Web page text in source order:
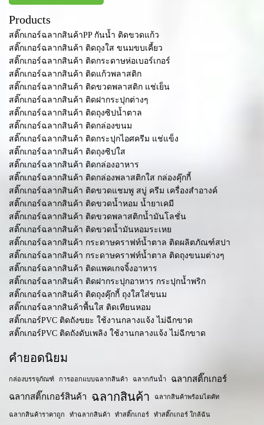
Products
สติ๊กเกอร์ฉลากสินค้าPP กันน้ำ ติดขวดแก้ว
สติ๊กเกอร์ฉลากสินค้า ติดถุงใส ขนมขบเคี้ยว
สติ๊กเกอร์ฉลากสินค้า ติดกระดาษห่อเบอร์เกอร์
สติ๊กเกอร์ฉลากสินค้า ติดแก้วพลาสติก
สติ๊กเกอร์ฉลากสินค้า ติดขวดพลาสติก แช่เย็น
สติ๊กเกอร์ฉลากสินค้า ติดฝากระปุกต่างๆ
สติ๊กเกอร์ฉลากสินค้า ติดถุงซิปน้ำตาล
สติ๊กเกอร์ฉลากสินค้า ติดกล่องขนม
สติ๊กเกอร์ฉลากสินค้า ติดกระปุกไอศครีม แช่แข็ง
สติ๊กเกอร์ฉลากสินค้า ติดถุงซิปใส
สติ๊กเกอร์ฉลากสินค้า ติดกล่องอาหาร
สติ๊กเกอร์ฉลากสินค้า ติดกล่องพลาสติกใส กล่องคุ๊กกี้
สติ๊กเกอร์ฉลากสินค้า ติดขวดแชมพู สบู่ ครีม เครื่องสำอางค์
สติ๊กเกอร์ฉลากสินค้า ติดขวดน้ำหอม น้ำยาเคมี
สติ๊กเกอร์ฉลากสินค้า ติดขวดพลาสติกน้ำมันโลชั่น
สติ๊กเกอร์ฉลากสินค้า ติดขวดน้ำมันหอมระเหย
สติ๊กเกอร์ฉลากสินค้า กระดาษคราฟท์น้ำตาล ติดผลิตภัณฑ์สปา
สติ๊กเกอร์ฉลากสินค้า กระดาษคราฟท์น้ำตาล ติดถุงขนมต่างๆ
สติ๊กเกอร์ฉลากสินค้า ติดแพคเกจจิ้งอาหาร
สติ๊กเกอร์ฉลากสินค้า ติดฝากระปุกอาหาร กระปุกน้ำพริก
สติ๊กเกอร์ฉลากสินค้า ติดถุงคุ๊กกี้ ถุงใสใส่ขนม
สติ๊กเกอร์ฉลากสินค้าพื้นใส ติดเทียนหอม
สติ๊กเกอร์PVC ติดถังขยะ ใช้งานกลางแจ้ง ไม่ฉีกขาด
สติ๊กเกอร์PVC ติดถังดับเพลิง ใช้งานกลางแจ้ง ไม่ฉีกขาด
คำยอดนิยม
กล่องบรรจุภัณฑ์ การออกแบบฉลากสินค้า ฉลากกันน้ำ
ฉลากสติ๊กเกอร์
ฉลากสติ๊กเกอร์สินค้า
ฉลากสินค้า ฉลากสินค้าพร้อมไดคัท
ฉลากสินค้าราคาถูก ทำฉลากสินค้า ทำสติ๊กเกอร์ ทำสติ๊กเกอร์ ใกล้ฉัน